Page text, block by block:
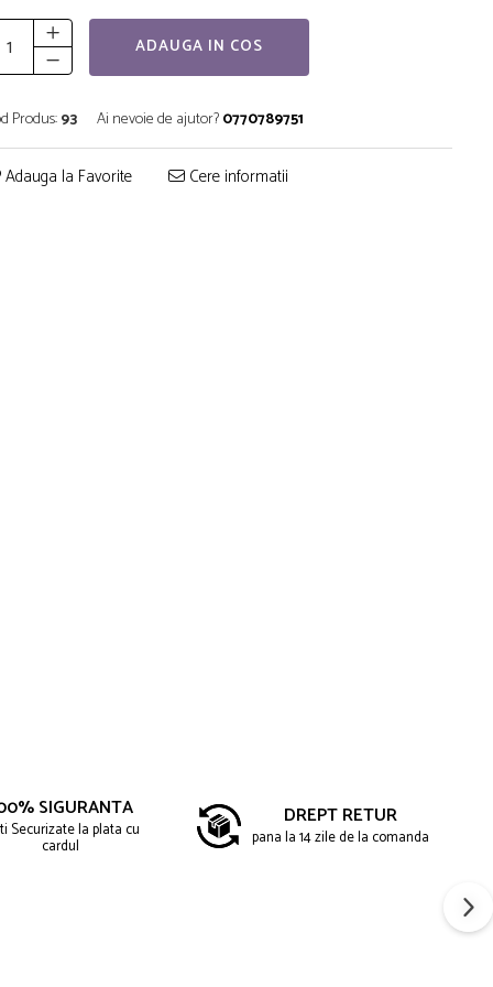
ADAUGA IN COS
Produs:93 Ai nevoie de ajutor?0770789751
Adauga la Favorite Cere informatii
SIGURANTA
Securizate la plata cu
cardul
DREPT RETUR
pana la 14 zile de la comanda